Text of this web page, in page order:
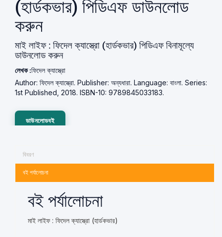
(হার্ডকভার) পিডিএফ ডাউনলোড
করুন
মাই লাইফ : ফিদেল ক্যাস্ত্রো (হার্ডকভার) পিডিএফ বিনামূল্যে
ডাউনলোড করুন
লেখক :ফিদেল ক্যাস্ত্রো
Author: ফিদেল ক্যাস্ত্রো. Publisher: অন্যধারা. Language: বাংলা. Series:
1st Published, 2018. ISBN-10: 9789845033183.
ডাউনলোডবই
বিবরণ
বই পর্যালোচনা
বই পর্যালোচনা
মাই লাইফ : ফিদেল ক্যাস্ত্রো (হার্ডকভার)